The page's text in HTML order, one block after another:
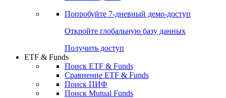
Попробуйте 7-дневный демо-доступ
Откройте глобальную базу данных
Получить доступ
ETF & Funds
Поиск ETF & Funds
Сравнение ETF & Funds
Поиск ПИФ
Поиск Mutual Funds